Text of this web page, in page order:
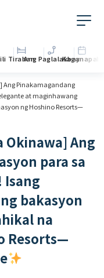
TirahanAng PaglalakbayKaganapan
Ang Pinakamagandang
at maginhawang
ng Hoshino Resorts—
Okinawa] Ang
para sa
Isang
bakasyon
na
Resorts—